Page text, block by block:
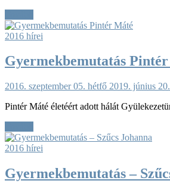
2016 hírei
Gyermekbemutatás
2016. szeptember 05. hétfő 2019. június
Pintér Máté életéért adott hálát
2016 hírei
Gyermekbemutatás –